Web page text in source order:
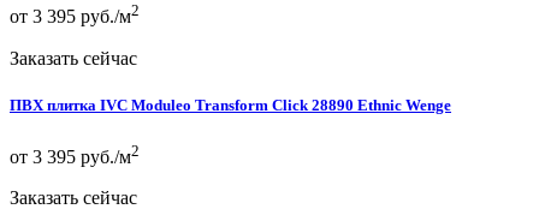
от 3 395 руб./м2
Заказать сейчас
ПВХ плитка IVC Moduleo Transform Click 28890 Ethnic Wenge
от 3 395 руб./м2
Заказать сейчас